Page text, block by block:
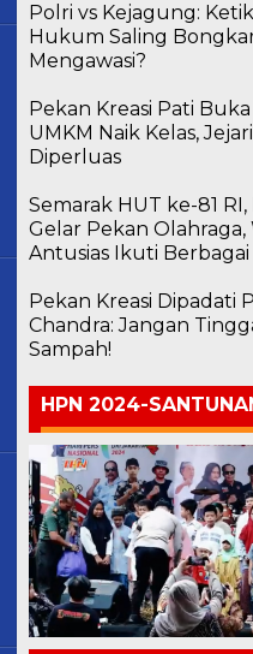
Polri vs Kejagung:
Hukum Saling
Mengawasi?
Pekan Kreasi Pati
UMKM Naik Kelas,
Diperluas
Semarak HUT ke-81 RI,
Gelar Pekan Olahraga,
Antusias Ikuti Berbagai
Pekan Kreasi Dipadati
Chandra: Jangan
Sampah!
HPN 2024-